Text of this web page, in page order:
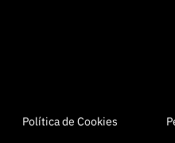
Política de Cookies